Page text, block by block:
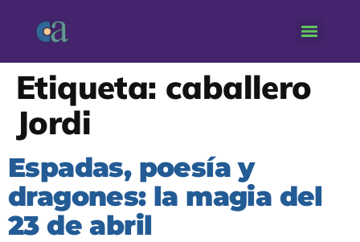
Etiqueta: caballero
Jordi
Espadas, poesía y
dragones: la magia del
23 de abril